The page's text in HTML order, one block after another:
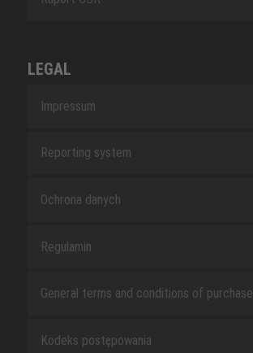
LEGAL
Impressum
Reporting system
Ochrona danych
Regulamin
General terms and conditions of purchase
Kodeks postępowania